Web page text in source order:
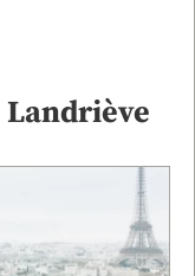
Landriève